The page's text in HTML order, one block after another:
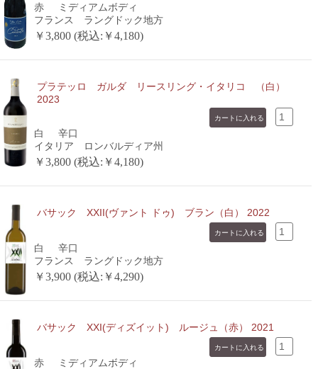
赤
ミディアムボディ
フランス ラングドック地方
￥3,800 (税込:￥4,180)
プラテッロ ガルダ リースリング・イタリコ （白）
2023
白
辛口
イタリア ロンバルディア州
￥3,800 (税込:￥4,180)
バサック XXII(ヴァント ドゥ) ブラン（白） 2022
白
辛口
フランス ラングドック地方
￥3,900 (税込:￥4,290)
バサック XXI(ディズイット) ルージュ（赤） 2021
赤
ミディアムボディ